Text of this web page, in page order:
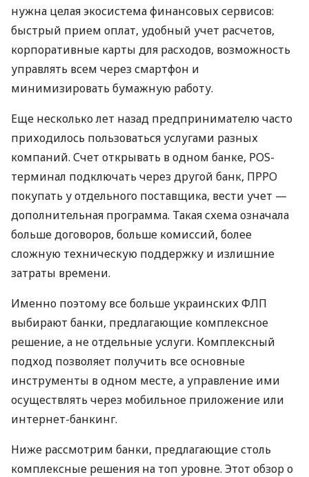
нужна целая экосистема финансовых сервисов:
быстрый прием оплат, удобный учет расчетов,
корпоративные карты для расходов, возможность
управлять всем через смартфон и
минимизировать бумажную работу.
Еще несколько лет назад предпринимателю часто
приходилось пользоваться услугами разных
компаний. Счет открывать в одном банке, POS-
терминал подключать через другой банк, ПРРО
покупать у отдельного поставщика, вести учет —
дополнительная программа. Такая схема означала
больше договоров, больше комиссий, более
сложную техническую поддержку и излишние
затраты времени.
Именно поэтому все больше украинских ФЛП
выбирают банки, предлагающие комплексное
решение, а не отдельные услуги. Комплексный
подход позволяет получить все основные
инструменты в одном месте, а управление ими
осуществлять через мобильное приложение или
интернет-банкинг.
Ниже рассмотрим банки, предлагающие столь
комплексные решения на топ уровне. Этот обзор о